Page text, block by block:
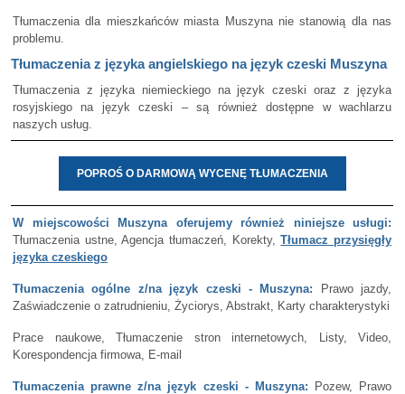
Tłumaczenia dla mieszkańców miasta Muszyna nie stanowią dla nas
problemu.
Tłumaczenia z języka angielskiego na język czeski Muszyna
Tłumaczenia z języka niemieckiego na język czeski oraz z języka
rosyjskiego na język czeski – są również dostępne w wachlarzu
naszych usług.
POPROŚ O DARMOWĄ WYCENĘ TŁUMACZENIA
W miejscowości Muszyna oferujemy również niniejsze usługi:
Tłumaczenia ustne, Agencja tłumaczeń, Korekty,Tłumacz przysięgły
języka czeskiego
Tłumaczenia ogólne z/na język czeski - Muszyna: Prawo jazdy,
Zaświadczenie o zatrudnieniu, Życiorys, Abstrakt, Karty charakterystyki
Prace naukowe, Tłumaczenie stron internetowych, Listy, Video,
Korespondencja firmowa, E-mail
Tłumaczenia prawne z/na język czeski - Muszyna: Pozew, Prawo